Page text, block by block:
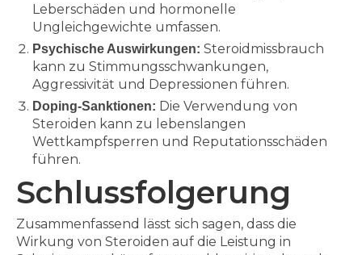
Leberschäden und hormonelle
Ungleichgewichte umfassen.
Psychische Auswirkungen: Steroidmissbrauch
kann zu Stimmungsschwankungen,
Aggressivität und Depressionen führen.
Doping-Sanktionen: Die Verwendung von
Steroiden kann zu lebenslangen
Wettkampfsperren und Reputationsschäden
führen.
Schlussfolgerung
Zusammenfassend lässt sich sagen, dass die
Wirkung von Steroiden auf die Leistung in